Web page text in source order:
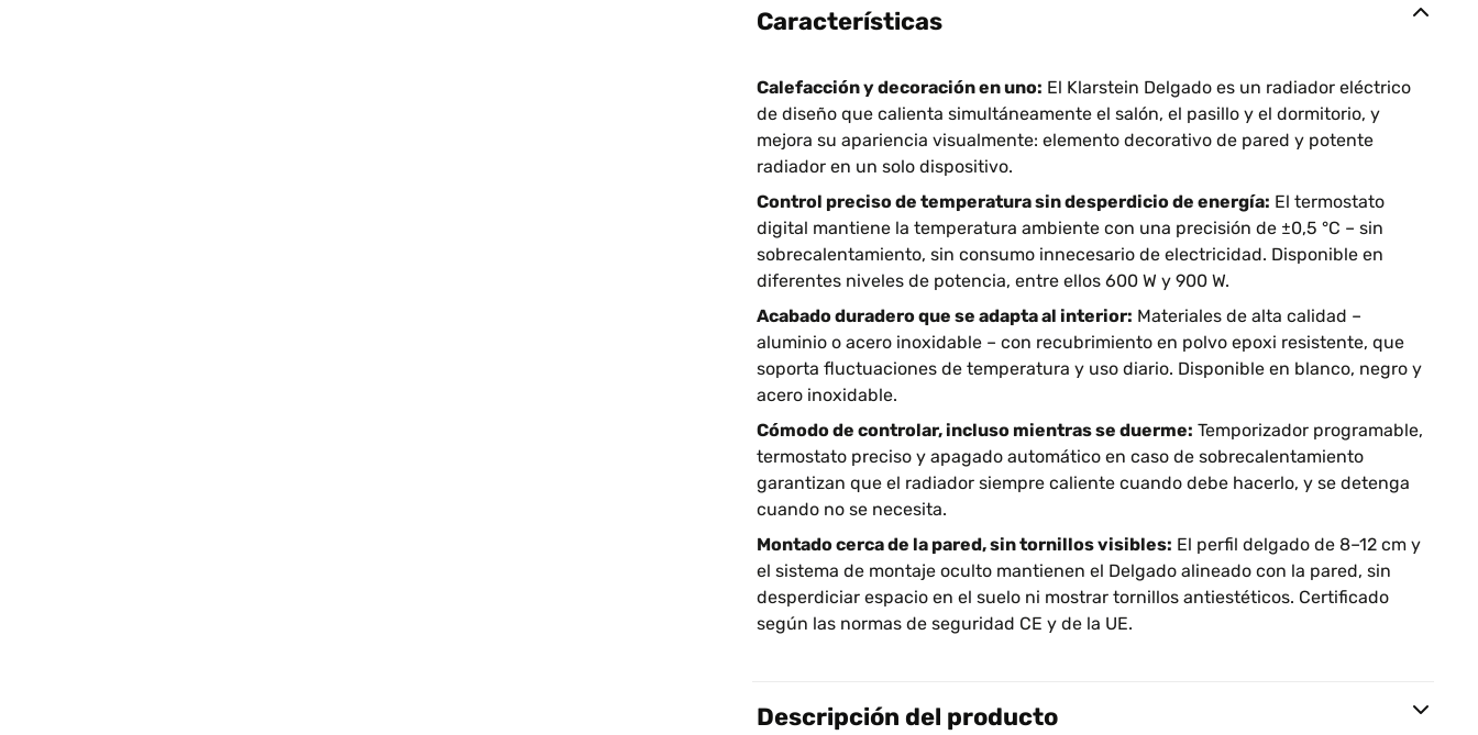
Características
Calefacción y decoración en uno: El Klarstein Delgado es un radiador eléctrico
de diseño que calienta simultáneamente el salón, el pasillo y el dormitorio, y
mejora su apariencia visualmente: elemento decorativo de pared y potente
radiador en un solo dispositivo.
Control preciso de temperatura sin desperdicio de energía: El termostato
digital mantiene la temperatura ambiente con una precisión de ±0,5 °C – sin
sobrecalentamiento, sin consumo innecesario de electricidad. Disponible en
diferentes niveles de potencia, entre ellos 600 W y 900 W.
Acabado duradero que se adapta al interior: Materiales de alta calidad –
aluminio o acero inoxidable – con recubrimiento en polvo epoxi resistente, que
soporta fluctuaciones de temperatura y uso diario. Disponible en blanco, negro y
acero inoxidable.
Cómodo de controlar, incluso mientras se duerme: Temporizador programable,
termostato preciso y apagado automático en caso de sobrecalentamiento
garantizan que el radiador siempre caliente cuando debe hacerlo, y se detenga
cuando no se necesita.
Montado cerca de la pared, sin tornillos visibles: El perfil delgado de 8–12 cm y
el sistema de montaje oculto mantienen el Delgado alineado con la pared, sin
desperdiciar espacio en el suelo ni mostrar tornillos antiestéticos. Certificado
según las normas de seguridad CE y de la UE.
Descripción del producto